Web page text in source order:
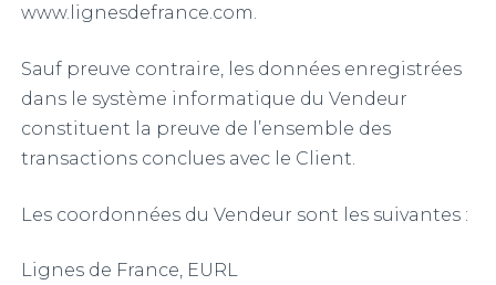
www.lignesdefrance.com.
Sauf preuve contraire, les données enregistrées
dans le système informatique du Vendeur
constituent la preuve de l’ensemble des
transactions conclues avec le Client.
Les coordonnées du Vendeur sont les suivantes :
Lignes de France, EURL